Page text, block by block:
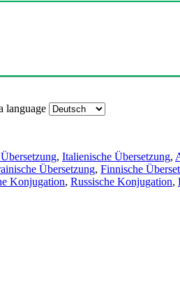
language
, Italienische Übersetzung,
Übersetzung, Finnische
Konjugation, Russische Konjugation,